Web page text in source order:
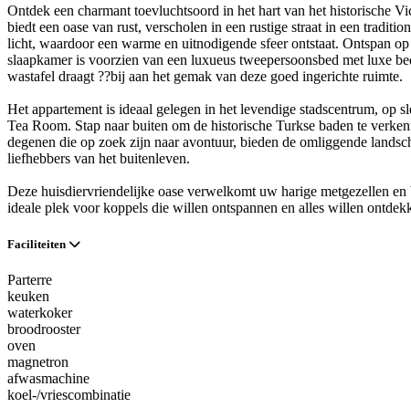
Ontdek een charmant toevluchtsoord in het hart van het historische
biedt een oase van rust, verscholen in een rustige straat in een
licht, waardoor een warme en uitnodigende sfeer ontstaat. Ontspan
slaapkamer is voorzien van een luxueus tweepersoonsbed met luxe
wastafel draagt ??bij aan het gemak van deze goed ingerichte ruimte.
Het appartement is ideaal gelegen in het levendige stadscentrum, op
Tea Room. Stap naar buiten om de historische Turkse baden te
degenen die op zoek zijn naar avontuur, bieden de omliggende
liefhebbers van het buitenleven.
Deze huisdiervriendelijke oase verwelkomt uw harige metgezellen
ideale plek voor koppels die willen ontspannen en alles willen
Faciliteiten
Parterre
keuken
waterkoker
broodrooster
oven
magnetron
afwasmachine
koel-/vriescombinatie